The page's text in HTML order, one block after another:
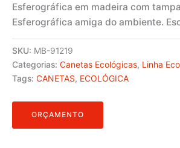
Esferográfica em madeira com
Esferográfica amiga do ambiente.
SKU: MB-91219
Categorias: Canetas Ecológicas, Linha
Tags: CANETAS, ECOLÓGICA
ORÇAMENTO